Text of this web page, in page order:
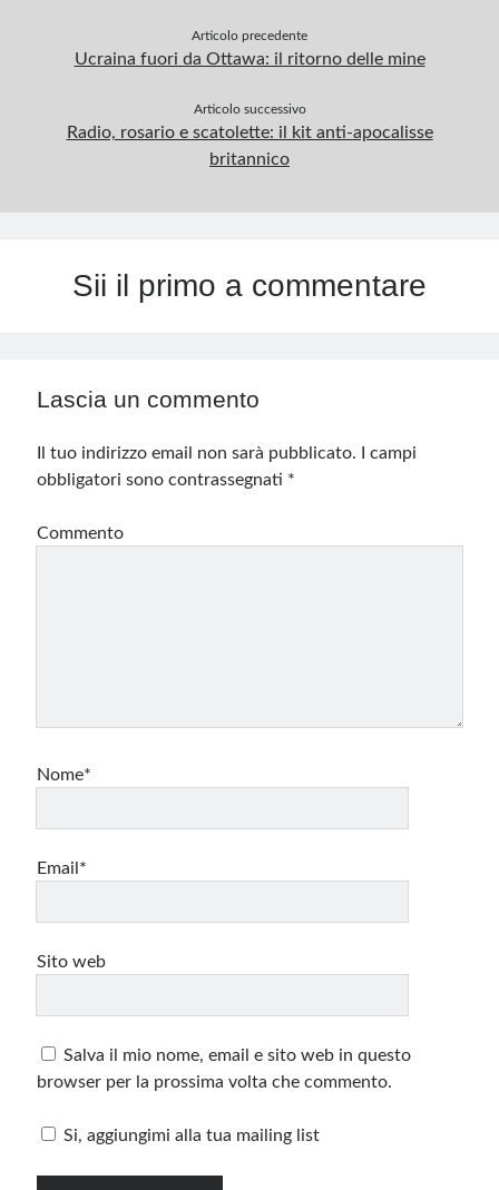
Articolo precedente
Ucraina fuori da Ottawa: il ritorno delle mine
Articolo successivo
Radio, rosario e scatolette: il kit anti-apocalisse
britannico
Sii il primo a commentare
Lascia un commento
Il tuo indirizzo email non sarà pubblicato.
I campi
obbligatori sono contrassegnati *
Commento
Nome*
Email*
Sito web
Salva il mio nome, email e sito web in questo
browser per la prossima volta che commento.
Si, aggiungimi alla tua mailing list